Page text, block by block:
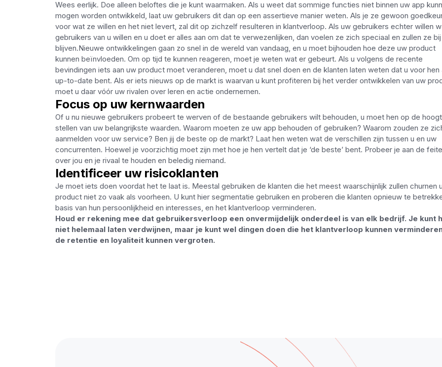
Wees eerlijk. Doe alleen beloftes die je kunt waarmaken. Als u weet dat sommige functies niet binnen uw app
mogen worden ontwikkeld, laat uw gebruikers dit dan op een assertieve manier weten. Als je ze gewoon
voor wat ze willen en het niet levert, zal dit op zichzelf resulteren in klantverloop. Als uw gebruikers echter willen
gebruikers van u willen en u doet er alles aan om dat te verwezenlijken, dan voelen ze zich speciaal en zullen ze
blijven.Nieuwe ontwikkelingen gaan zo snel in de wereld van vandaag, en u moet bijhouden hoe deze uw product
kunnen beïnvloeden. Om op tijd te kunnen reageren, moet je weten wat er gebeurt. Als u volgens de recente
bevindingen iets aan uw product moet veranderen, moet u dat snel doen en de klanten laten weten dat u voor hen
up-to-date bent. Als er iets nieuws op de markt is waarvan u kunt profiteren bij het verder ontwikkelen van uw
moet u daar vóór uw rivalen over leren en actie ondernemen.
Focus op uw kernwaarden
Of u nu nieuwe gebruikers probeert te werven of de bestaande gebruikers wilt behouden, u moet hen op de
stellen van uw belangrijkste waarden. Waarom moeten ze uw app behouden of gebruiken? Waarom zouden ze
aanmelden voor uw service? Ben jij de beste op de markt? Laat hen weten wat de verschillen zijn tussen u en uw
concurrenten. Hoewel je voorzichtig moet zijn met hoe je hen vertelt dat je ‘de beste’ bent. Probeer je aan de
over jou en je rivaal te houden en beledig niemand.
Identificeer uw risicoklanten
Je moet iets doen voordat het te laat is. Meestal gebruiken de klanten die het meest waarschijnlijk zullen churnen
product niet zo vaak als voorheen. U kunt hier segmentatie gebruiken en proberen die klanten opnieuw te
basis van hun persoonlijkheid en interesses, en het klantverloop verminderen.
Houd er rekening mee dat gebruikersverloop een onvermijdelijk onderdeel is van elk bedrijf. Je kunt
niet helemaal laten verdwijnen, maar je kunt wel dingen doen die het klantverloop kunnen
de retentie en loyaliteit kunnen vergroten.